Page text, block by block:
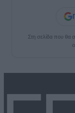
Στη σελίδα που θα